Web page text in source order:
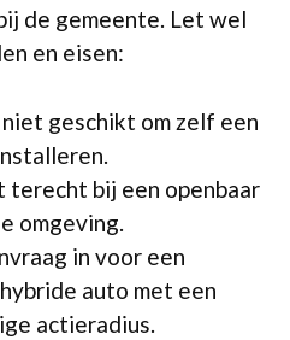
de gemeente. Let wel
en eisen:
geschikt om zelf een
terecht bij een openbaar
omgeving.
in voor een
auto met een
actieradius.